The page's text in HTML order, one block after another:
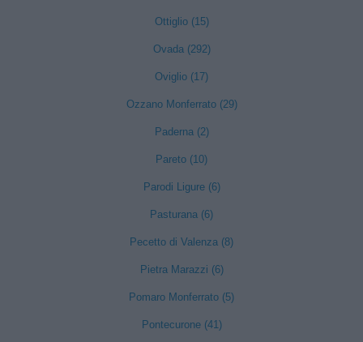
Ottiglio (15)
Ovada (292)
Oviglio (17)
Ozzano Monferrato (29)
Paderna (2)
Pareto (10)
Parodi Ligure (6)
Pasturana (6)
Pecetto di Valenza (8)
Pietra Marazzi (6)
Pomaro Monferrato (5)
Pontecurone (41)